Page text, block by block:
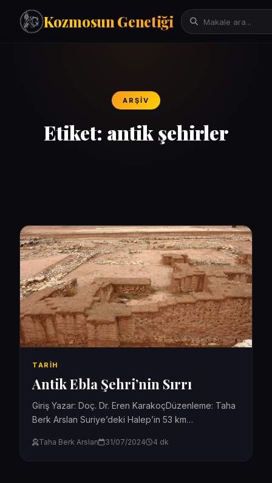
Kozmosun Genetiği
Teknoloji
Çeviriler
Sanat
Psikoloji
ARŞIV
Etiket: antik şehirler
TARIH
Antik Ebla Şehri’nin Sırrı
Giriş Yazar: Doç. Dr. Eren KarakoçDüzenleme: Taha
Berk Arslan Suriye’deki Halep’in 53 km
mecrasında çok ünlüdür....
Taha Berk Arslan 31/07/2024 4 dk